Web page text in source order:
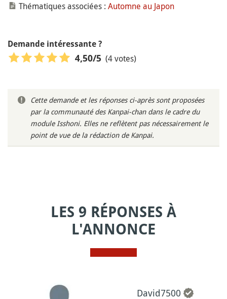
Thématiques associées : Automne au Japon
Demande intéressante ?
4,50/5 (4 votes)
Cette demande et les réponses ci-après sont proposées
par la communauté des Kanpai-chan dans le cadre du
module Isshoni. Elles ne reflètent pas nécessairement le
point de vue de la rédaction de Kanpai.
LES 9 RÉPONSES À
L'ANNONCE
David7500